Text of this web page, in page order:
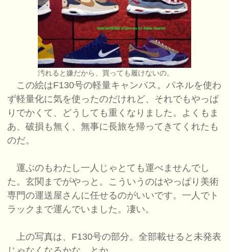
汚れると嫌だから、買っても履けないの。
この絵はF130号の軽量キャンバス。パネルを使わ
ず軽量化に気を使ったのだけれど、それでもやっぱ
りでかくて、どうしても重くなりました。よくもま
あ、破損も無く、無事に長旅を帰ってきてくれたも
のだ。
運ぶのもわたし一人じゃとても運べませんでし
た。玄関までがやっと。こういうのはやっぱり美術
専門の運送屋さんに任せるのがいいです。一人でト
ラックまで運んでいました。凄い。
上の写真は、F130号の部分。全部載せると未発表